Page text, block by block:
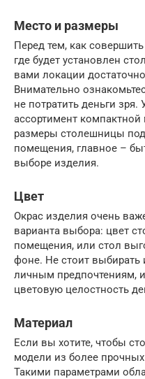
Место и размеры
Перед тем, как
где будет установлен
вами локации
Внимательно
не потратить деньги
ассортимент
размеры столешницы
помещения, главное –
выборе изделия.
Цвет
Окрас изделия очень
варианта выбора: цвет
помещения, или стол
фоне. Не стоит выбирать
личным предпочтениям,
цветовую целостность
Материал
Если вы хотите, чтобы
модели из более
Такими параметрами